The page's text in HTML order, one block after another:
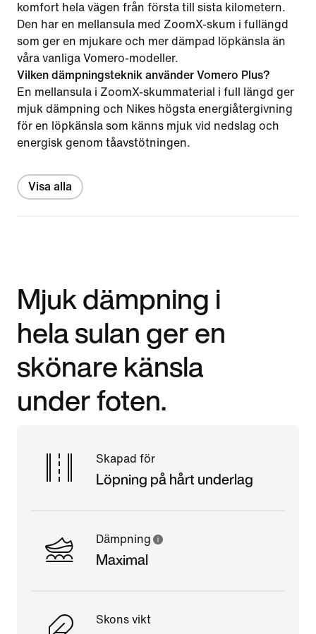
komfort hela vägen från första till sista kilometern.
Den har en mellansula med ZoomX-skum i fullängd
som ger en mjukare och mer dämpad löpkänsla än
våra vanliga Vomero-modeller.
Vilken dämpningsteknik använder Vomero Plus?
En mellansula i ZoomX-skummaterial i full längd ger
mjuk dämpning och Nikes högsta energiåtergivning
för en löpkänsla som känns mjuk vid nedslag och
energisk genom tåavstötningen.
Visa alla
Mjuk dämpning i
hela sulan ger en
skönare känsla
under foten.
Skapad för
Löpning på hårt underlag
Dämpning
Maximal
Skons vikt